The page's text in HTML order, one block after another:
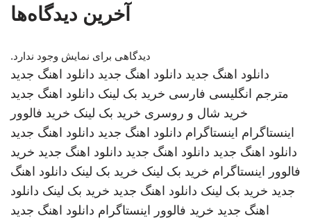
آخرین دیدگاه‌ها
دیدگاهی برای نمایش وجود ندارد.
دانلود اهنگ جدید دانلود اهنگ جدید دانلود اهنگ جدید
مترجم انگلیسی فارسی خرید بک لینک دانلود اهنگ جدید
خرید شال و روسری خرید بک لینک خرید فالوور
اینستاگرام اینستاگرام دانلود اهنگ جدید دانلود اهنگ جدید
دانلود اهنگ جدید دانلود اهنگ جدید دانلود اهنگ جدید خرید
فالوور اینستاگرام خرید بک لینک خرید بک لینک دانلود اهنگ
جدید خرید بک لینک دانلود اهنگ جدید خرید بک لینک دانلود
اهنگ جدید خرید فالوور اینستاگرام دانلود اهنگ جدید